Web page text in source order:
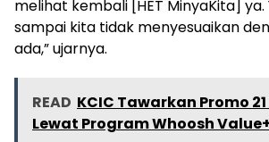
melihat kembali [HET MinyaKita] ya.
sampai kita tidak menyesuaikan
ada,” ujarnya.
READ KCIC Tawarkan Promo
Lewat Program Whoosh Value+